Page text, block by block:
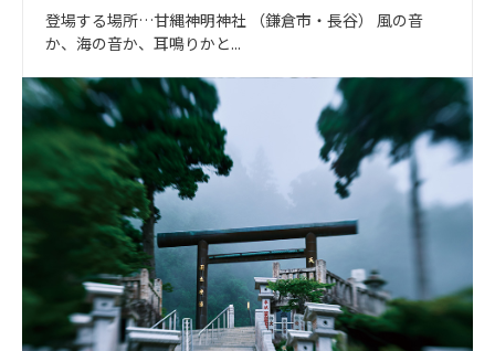
登場する場所…甘縄神明神社 （鎌倉市・長谷） 風の音
か、海の音か、耳鳴りかと...